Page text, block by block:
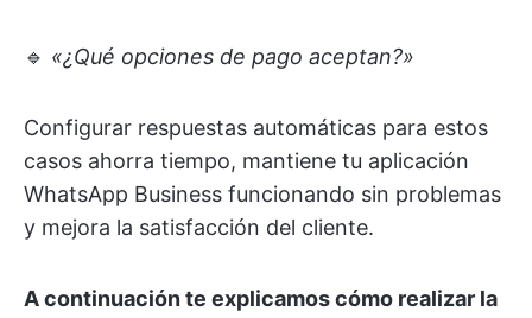
🔹 «¿Qué opciones de pago aceptan?»
Configurar respuestas automáticas para estos
casos ahorra tiempo, mantiene tu aplicación
WhatsApp Business funcionando sin problemas
y mejora la satisfacción del cliente.
A continuación te explicamos cómo realizar la